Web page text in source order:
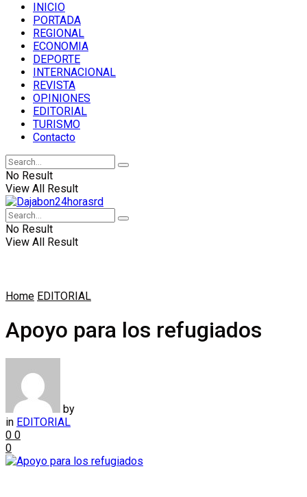
INICIO
PORTADA
REGIONAL
ECONOMIA
DEPORTE
INTERNACIONAL
REVISTA
OPINIONES
EDITORIAL
TURISMO
Contacto
No Result
View All Result
No Result
View All Result
Home EDITORIAL
Apoyo para los refugiados
by
in EDITORIAL
0 0
0